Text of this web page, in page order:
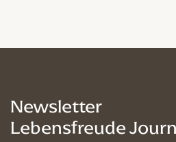
Newsletter
Lebensfreude